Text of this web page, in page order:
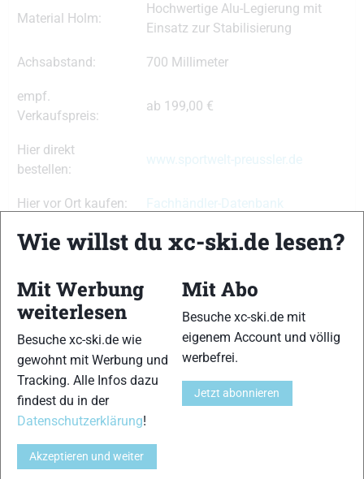
Material Holm:
Hochwertige Alu-Legierung mit
Einsatz zur Stabilisierung
Achsabstand: 700 Millimeter
empf.
Verkaufspreis:
ab 199,00 €
Hier direkt
bestellen:
www.sportwelt-preussler.de
Hier vor Ort kaufen: Fachhändler-Datenbank
TESTERGEBNIS
Skiähnlicher Abdruck 8 von 15
Haftung 9 von 15
Führung 8 von 15
Wie willst du xc-ski.de lesen?
Mit Werbung
weiterlesen
Besuche xc-ski.de wie
gewohnt mit Werbung und
Tracking. Alle Infos dazu
findest du in der
Datenschutzerklärung!
Akzeptieren und weiter
Mit Abo
Besuche xc-ski.de mit
eigenem Account und völlig
werbefrei.
Jetzt abonnieren